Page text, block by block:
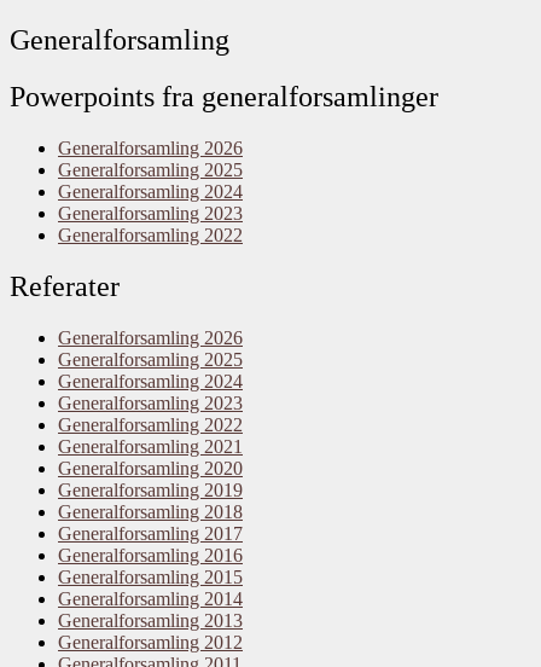
Generalforsamling
Powerpoints fra generalforsamlinger
Generalforsamling 2026
Generalforsamling 2025
Generalforsamling 2024
Generalforsamling 2023
Generalforsamling 2022
Referater
Generalforsamling 2026
Generalforsamling 2025
Generalforsamling 2024
Generalforsamling 2023
Generalforsamling 2022
Generalforsamling 2021
Generalforsamling 2020
Generalforsamling 2019
Generalforsamling 2018
Generalforsamling 2017
Generalforsamling 2016
Generalforsamling 2015
Generalforsamling 2014
Generalforsamling 2013
Generalforsamling 2012